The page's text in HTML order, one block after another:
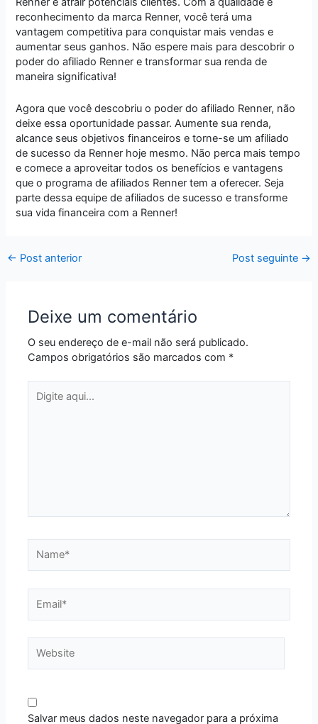
reconhecimento da marca Renner, você terá uma
vantagem competitiva para conquistar mais vendas e
aumentar seus ganhos. Não espere mais para descobrir o
poder do afiliado Renner e transformar sua renda de
maneira significativa!
Agora que você descobriu o poder do afiliado Renner, não
deixe essa oportunidade passar. Aumente sua renda,
alcance seus objetivos financeiros e torne-se um afiliado
de sucesso da Renner hoje mesmo. Não perca mais tempo
e comece a aproveitar todos os benefícios e vantagens
que o programa de afiliados Renner tem a oferecer. Seja
parte dessa equipe de afiliados de sucesso e transforme
sua vida financeira com a Renner!
← Post anterior Post seguinte →
Deixe um comentário
O seu endereço de e-mail não será publicado.
Campos obrigatórios são marcados com *
aqui...
Salvar meus dados neste navegador para a próxima